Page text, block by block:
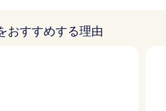
おすすめする理由